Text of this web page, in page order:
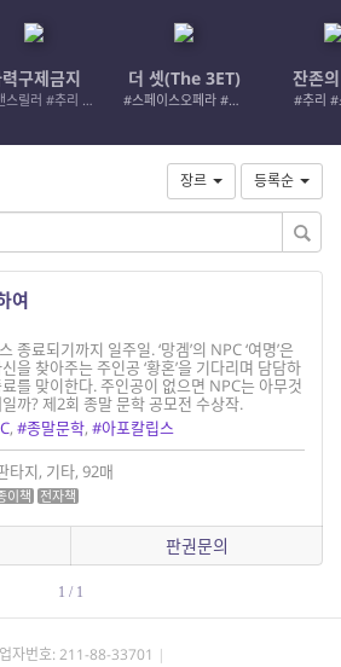
구제금지
#로맨스릴러 #추리 #여성서사 #사적제재
더 셋(The 3ET)
#스페이스오페라 #우주활극
잔존
#추리 #
장르 등록순
여
종료되기까지 일주일. ‘망겜’의 NPC ‘여명’은
을 찾아주는 주인공 ‘황혼’을 기다리며 담담하
를 맞이한다. 주인공이 없으면 NPC는 아무것
까? 제2회 종말 문학 공모전 수상작.
, #종말문학, #아포칼립스
타지, 기타, 92매
이책 전자책
판권문의
1 / 1
자번호: 211-88-33701